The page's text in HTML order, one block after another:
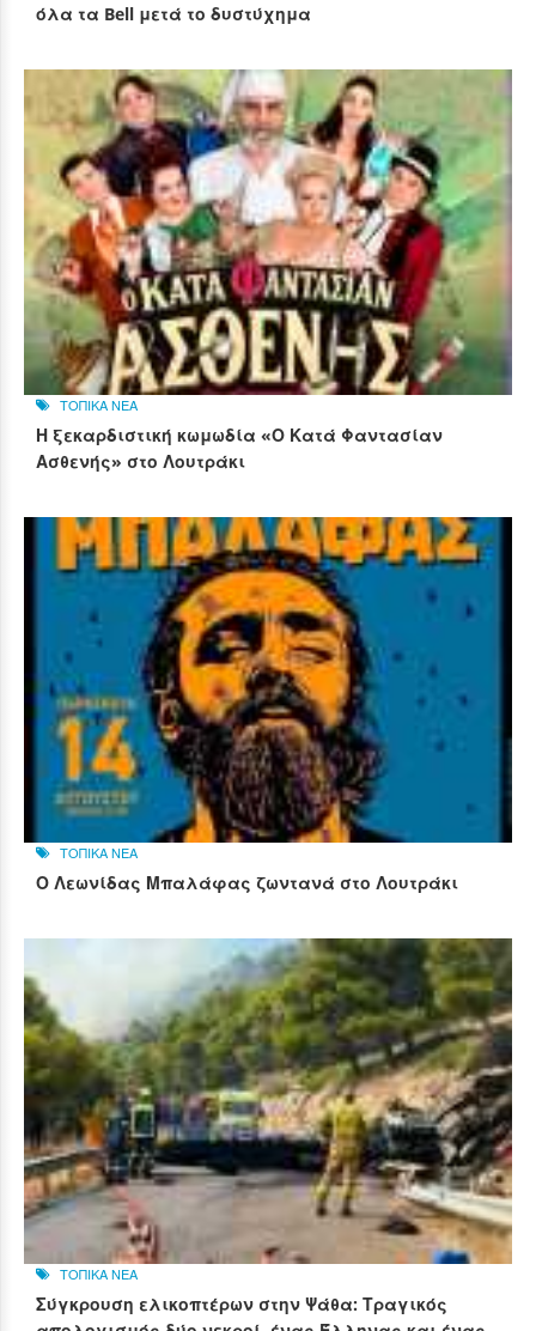
όλα τα Bell μετά το δυστύχημα
ΤΟΠΙΚΑ ΝΕΑ
Η ξεκαρδιστική κωμωδία «Ο Κατά Φαντασίαν
Ασθενής» στο Λουτράκι
ΤΟΠΙΚΑ ΝΕΑ
Ο Λεωνίδας Μπαλάφας ζωντανά στο Λουτράκι
ΤΟΠΙΚΑ ΝΕΑ
Σύγκρουση ελικοπτέρων στην Ψάθα: Τραγικός